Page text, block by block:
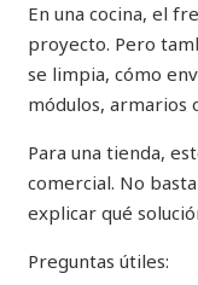
En una cocina, el
proyecto. Pero
se limpia, cómo
módulos, armarios
Para una tienda,
comercial. No
explicar qué
Preguntas útiles: